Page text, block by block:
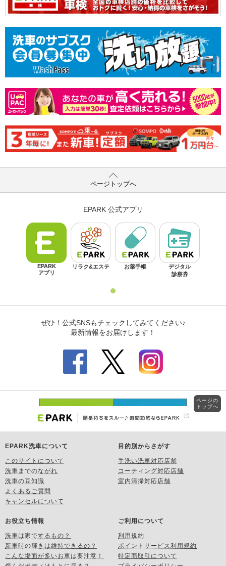
ページトップへ
EPARK洗車について
このサイトについて
洗車までのながれ
洗車の豆知識
よくあるご質問
キャンセルについて
目的別からさがす
手洗い洗車対応店舗
コーティング対応店舗
室内清掃対応店舗
お役立ち情報
洗車は家でするもの？
新車時の輝きは維持できるの？
こんな場面が多いお車は要注意！
ご利用について
利用規約
ポイントサービス利用規約
特定商取引について
ページの
トップへ